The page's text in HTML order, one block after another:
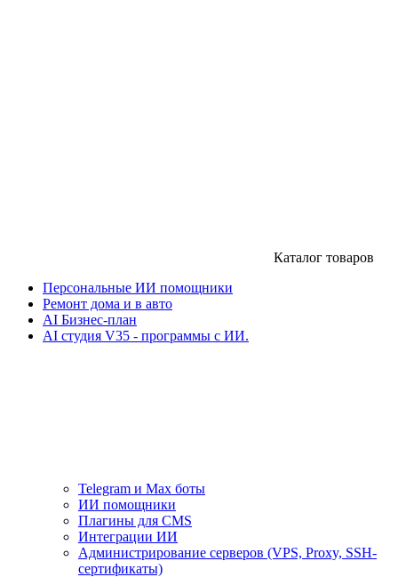
Каталог товаров
Персональные ИИ помощники
Ремонт дома и в авто
AI Бизнес-план
AI студия V35 - программы с ИИ.
Telegram и Max боты
ИИ помощники
Плагины для CMS
Интеграции ИИ
Администрирование серверов (VPS, Proxy, SSH-
сертификаты)